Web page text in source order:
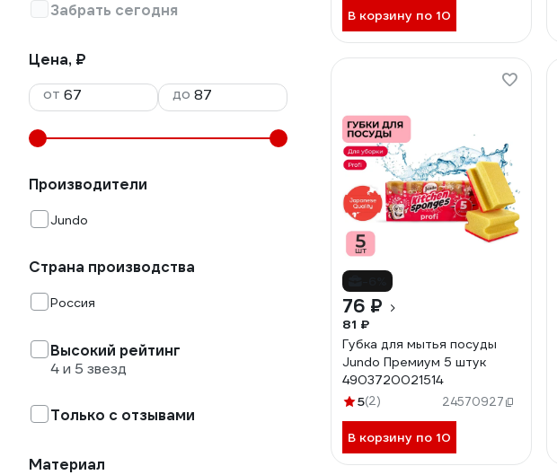
Забрать сегодня
Цена, ₽
от
до
Производители
Jundo
Страна производства
Россия
Высокий рейтинг
4 и 5 звезд
Только с отзывами
Материал
В корзину по 10
76 ₽
81 ₽
Губка для мытья посуды
Jundo Премиум 5 штук
4903720021514
5(2) 24570927
В корзину по 10